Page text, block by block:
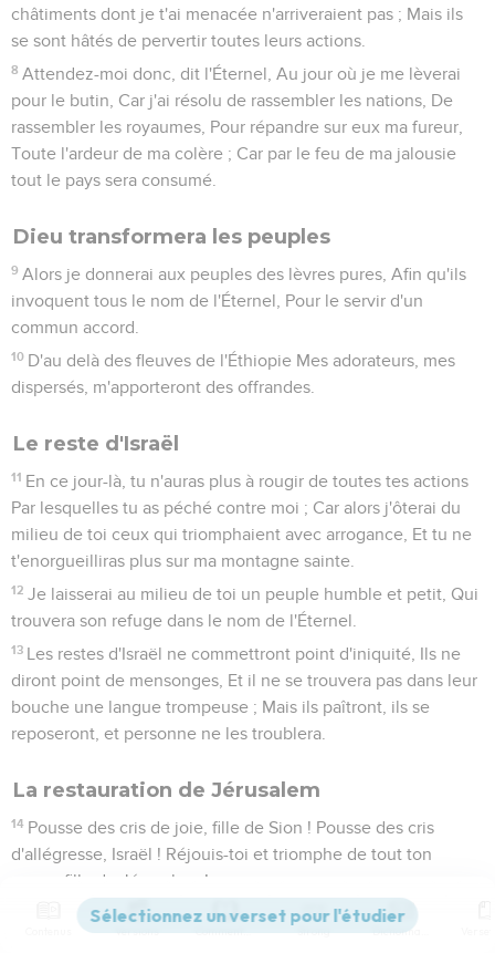
châtiments dont je t'ai menacée n'arriveraient pas ; Mais ils
se sont hâtés de pervertir toutes leurs actions.
8 Attendez-moi donc, dit l'Éternel, Au jour où je me lèverai
pour le butin, Car j'ai résolu de rassembler les nations, De
rassembler les royaumes, Pour répandre sur eux ma fureur,
Toute l'ardeur de ma colère ; Car par le feu de ma jalousie
tout le pays sera consumé.
Dieu transformera les peuples
9 Alors je donnerai aux peuples des lèvres pures, Afin qu'ils
invoquent tous le nom de l'Éternel, Pour le servir d'un
commun accord.
10 D'au delà des fleuves de l'Éthiopie Mes adorateurs, mes
dispersés, m'apporteront des offrandes.
Le reste d'Israël
11 En ce jour-là, tu n'auras plus à rougir de toutes tes actions
Par lesquelles tu as péché contre moi ; Car alors j'ôterai du
milieu de toi ceux qui triomphaient avec arrogance, Et tu ne
t'enorgueilliras plus sur ma montagne sainte.
12 Je laisserai au milieu de toi un peuple humble et petit, Qui
trouvera son refuge dans le nom de l'Éternel.
13 Les restes d'Israël ne commettront point d'iniquité, Ils ne
diront point de mensonges, Et il ne se trouvera pas dans leur
bouche une langue trompeuse ; Mais ils paîtront, ils se
reposeront, et personne ne les troublera.
La restauration de Jérusalem
14 Pousse des cris de joie, fille de Sion ! Pousse des cris
d'allégresse, Israël ! Réjouis-toi et triomphe de tout ton
coeur, fille de Jérusalem !
L'Éternel a détourné tes châtiments, Il a éloigné ton
Versions Commentaires Strong